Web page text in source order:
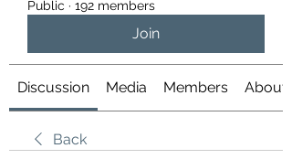
Public · 192 members
Join
Discussion Media Members About
Back